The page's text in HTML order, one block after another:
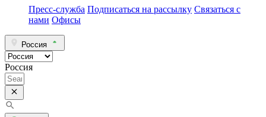
Пресс-служба Подписаться на рассылку Связаться с
нами Офисы
Россия
Россия